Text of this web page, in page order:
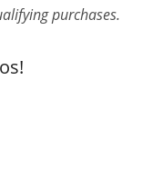
purchases.